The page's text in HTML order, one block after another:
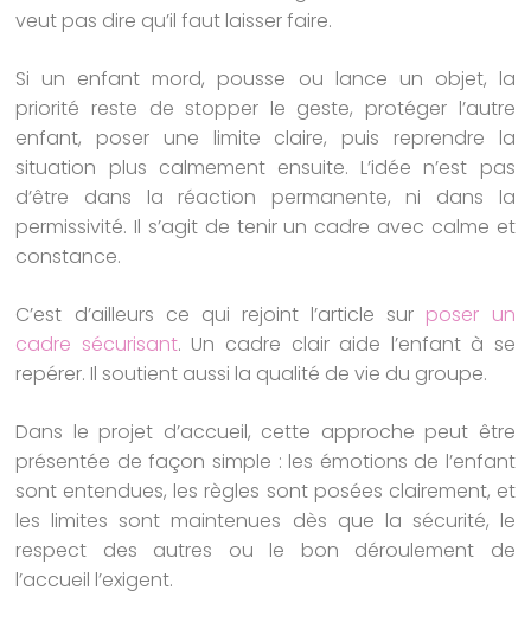
veut pas dire qu’il faut laisser faire.
Si un enfant mord, pousse ou lance un objet, la
priorité reste de stopper le geste, protéger l’autre
enfant, poser une limite claire, puis reprendre la
situation plus calmement ensuite. L’idée n’est pas
d’être dans la réaction permanente, ni dans la
permissivité. Il s’agit de tenir un cadre avec calme et
constance.
C’est d’ailleurs ce qui rejoint l’article sur poser un
cadre sécurisant. Un cadre clair aide l’enfant à se
repérer. Il soutient aussi la qualité de vie du groupe.
Dans le projet d’accueil, cette approche peut être
présentée de façon simple : les émotions de l’enfant
sont entendues, les règles sont posées clairement, et
les limites sont maintenues dès que la sécurité, le
respect des autres ou le bon déroulement de
l’accueil l’exigent.